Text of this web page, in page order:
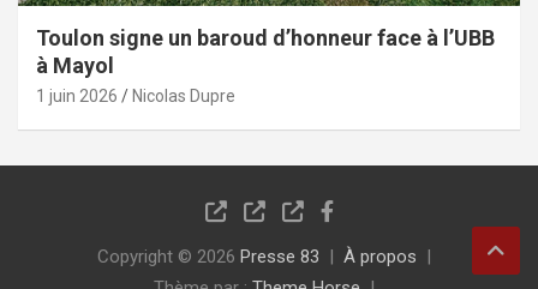
Toulon signe un baroud d’honneur face à l’UBB
à Mayol
1 juin 2026 Nicolas Dupre
Copyright © 2026 Presse 83
À propos